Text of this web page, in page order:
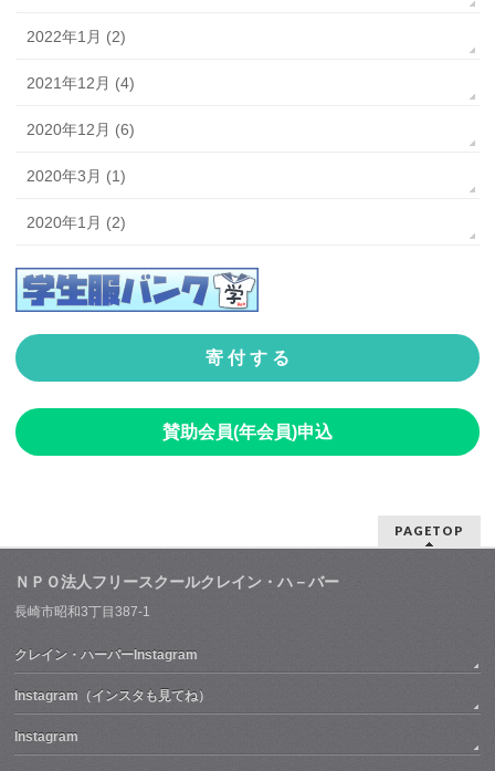
2022年1月 (2)
2021年12月 (4)
2020年12月 (6)
2020年3月 (1)
2020年1月 (2)
寄 付 す る
賛助会員(年会員)申込
PAGETOP
ＮＰＯ法人フリースクールクレイン・ハ－バー
長崎市昭和3丁目387-1
クレイン・ハーバーInstagram
Instagram（インスタも見てね）
Instagram